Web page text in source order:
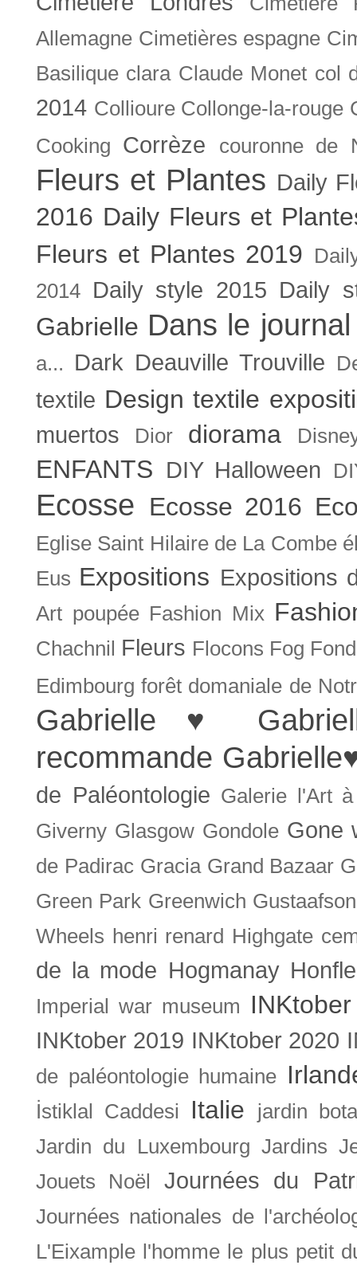
Allemagne Cimetières espagne
Basilique clara Claude Monet col
2014 Collioure Collonge-la-rouge
Cooking
Corrèze couronne de
Fleurs et Plantes Daily
2016 Daily Fleurs et
Fleurs et Plantes 2019
2014
Daily style 2015 Daily
Gabrielle Dans le journal
a... Dark Deauville Trouville
textile Design textile
muertos Dior diorama
ENFANTS DIY Halloween
Ecosse Ecosse 2016
Eglise Saint Hilaire de La Combe
Eus Expositions Expositions
Art poupée Fashion Mix
Chachnil Fleurs Flocons Fog
Edimbourg forêt domaniale de
Gabrielle ♥
recommande
de Paléontologie Galerie l'Art
Giverny Glasgow Gondole Gone
de Padirac Gracia Grand Bazaar
Green Park Greenwich Gustaafson
Wheels henri renard Highgate
de la mode Hogmanay
Imperial war museum INKtober
INKtober 2019 INKtober 2020
de paléontologie humaine
İstiklal Caddesi Italie
jardin
Jardin du Luxembourg Jardins
Jouets Noël
Journées du
Journées nationales de
L'Eixample l'homme le plus petit